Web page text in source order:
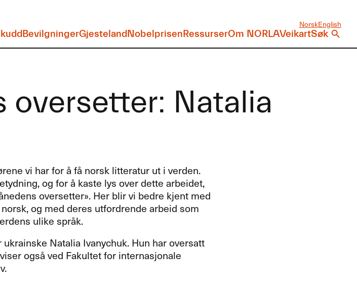
NorskEnglish
BevilgningerGjestelandNobelprisenRessurserOm NORLAVeikartSøk
oversetter: Natalia
vi har for ​å f​å norsk litteratur ut i verden.
og for ​å kaste lys over dette arbeidet,
oversetter​»​​. Her blir vi bedre kjent med
og med deres utfordrende arbeid som
ulike spr​å​k.​​
Natalia Ivanychuk. Hun har oversatt
ogs​å ved Fakultet for internasjonale